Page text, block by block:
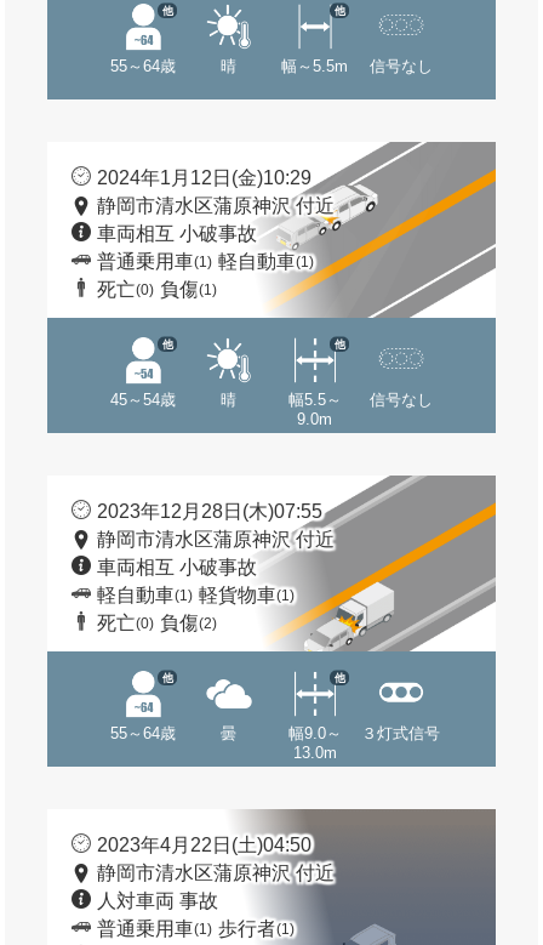
55～64歳
他
晴 幅～5.5m
他
信号なし
2024年1月12日(金)10:29
静岡市清水区蒲原神沢 付近
車両相互 小破事故
普通乗用車(1) 軽自動車(1)
死亡(0) 負傷(1)
45～54歳
他
晴
幅5.5～
9.0m
他
信号なし
2023年12月28日(木)07:55
静岡市清水区蒲原神沢 付近
車両相互 小破事故
軽自動車(1) 軽貨物車(1)
死亡(0) 負傷(2)
55～64歳
他
曇
幅9.0～
13.0m
他
３灯式信号
2023年4月22日(土)04:50
静岡市清水区蒲原神沢 付近
人対車両 事故
普通乗用車(1) 歩行者(1)